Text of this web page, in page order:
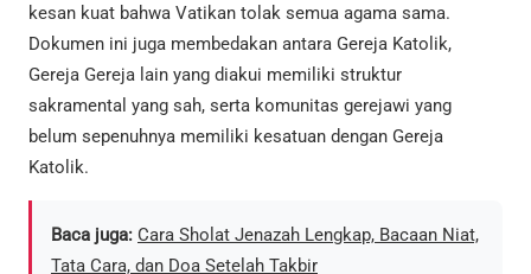
kesan kuat bahwa Vatikan tolak semua agama sama.
Dokumen ini juga membedakan antara Gereja Katolik,
Gereja Gereja lain yang diakui memiliki struktur
sakramental yang sah, serta komunitas gerejawi yang
belum sepenuhnya memiliki kesatuan dengan Gereja
Katolik.
Baca juga: Cara Sholat Jenazah Lengkap, Bacaan Niat,
Tata Cara, dan Doa Setelah Takbir